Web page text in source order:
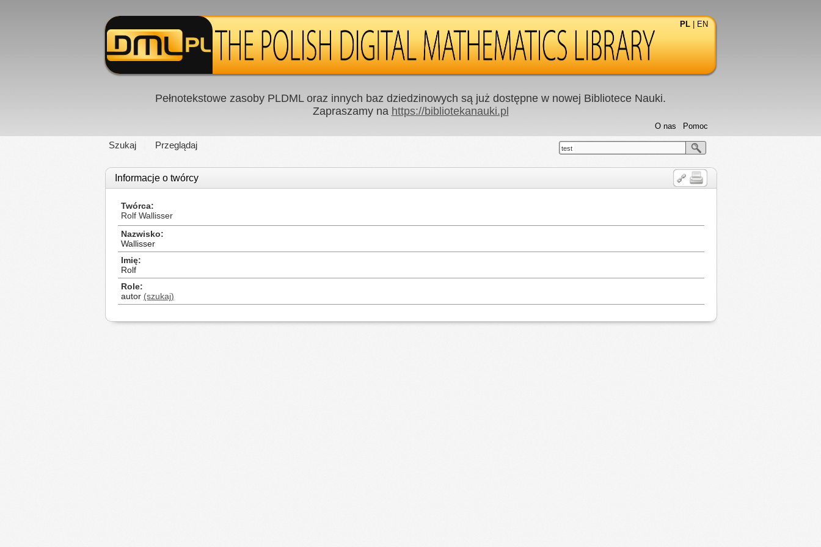
PL EN
Pełnotekstowe zasoby PLDML oraz innych baz dziedzinowych są już dostępne w nowej Bibliotece Nauki.
Zapraszamy na https://bibliotekanauki.pl
Szukaj Przeglądaj
Pomoc
O nas
test
Informacje o twórcy
Twórca
Rolf Wallisser
Nazwisko
Wallisser
Imię
Rolf
Role
autor (szukaj)